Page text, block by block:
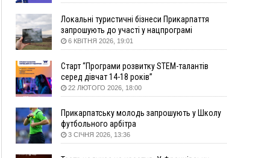
06 Серпня
18:46 ФОТО У Польщі невідомі скоїли наругу над
могилою УПА
кораблі берегової охорони фсб у Керчі
17:17
ВІДЕО
Скарби Музею писанкового розпису
побачать далеко за межами Коломиї
16:42
Поблизу Франківська п'яний на Chevrolet
втікав від поліції
16:27
На Прикарпатті триває декларування
Локальні туристичні бізнеси Прикарпаття
запрошують до участі у нацпрограмі
«Подорож до себе»
6 КВІТНЯ 2026, 19:01
Старт “Програми розвитку STEM-талантів
серед дівчат 14-18 років”
22 ЛЮТОГО 2026, 18:00
Прикарпатську молодь запрошують у Школу
футбольного арбітра
3 СІЧНЯ 2026, 13:36